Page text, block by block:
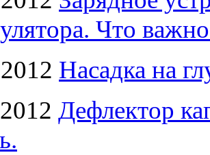
Что
Насадка на
Дефлектор